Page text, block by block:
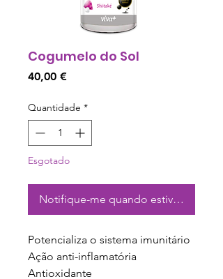
Cogumelo do Sol
40,00 €Preço
Quantidade *
Esgotado
Notifique-me quando estiver
Potencializa o sistema imunitário
Ação anti-inflamatória
Antioxidante